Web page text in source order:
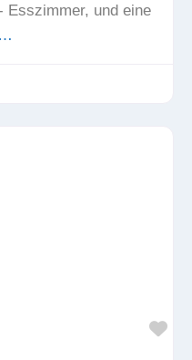
Esszimmer, und eine